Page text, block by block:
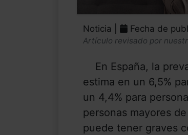
Noticia | Fecha de
Artículo revisado por
En España, la
estima en un 6,5%
un 4,4% para
personas mayores
puede tener graves